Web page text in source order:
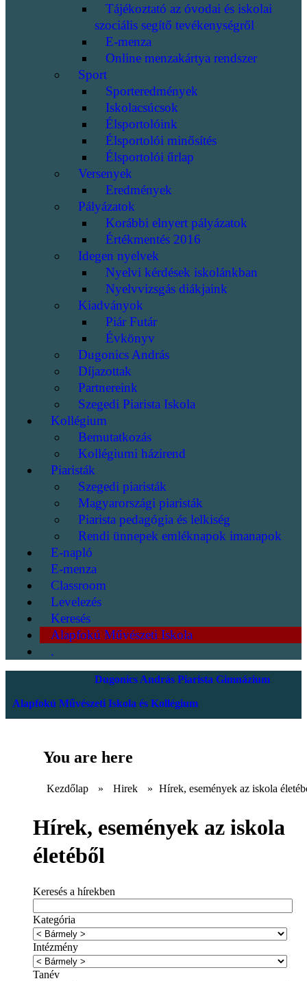
Tájékoztató az óvodai és iskolai
szociális segítő tevékenységről
E-menza
Online menzakártya rendszer
Sport
Sporteredmények
Iskolacsúcsok
Élsportolóink
Élsportolói minősítés
Élsportolói űrlap
Versenyek
Eredmények
Pályázatok
Korábbi elnyert pályázatok
Értékmentés 2016
Idegen nyelvek
Nyelvi kérdések iskolánkban
Nyelvvizsgás diákjaink
Kiadványok
Piár Futár
Évkönyv
Dugonics András
Díjazottak
Partnereink
Szegedi Piarista Iskola
Kollégium
Bemutatkozás
Kollégiumi házirend
Piaristák
Szegedi piaristák
Magyarországi piaristák
Piarista pedagógia és lelkiség
Rendi ünnepek emléknapok imanapok
E-napló
E-menza
Classroom
Levelezés
Keresés
Alapfokú Művészeti Iskola
.
Dugonics András Piarista Gimnázium
Alapfokú Művészeti Iskola és Kollégium
You are here
Kezdőlap » Hirek » Hírek, események az iskola
Hírek, események az iskola
életéből
Keresés a hírekben
Kategória
Intézmény
Tanév